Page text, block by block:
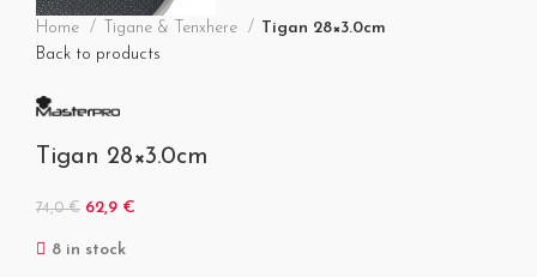
Home Tigane & Tenxhere
Tigan 28×3.0cm
Back to products
Tigan 28×3.0cm
74,0€ 62,9 €
8 in stock